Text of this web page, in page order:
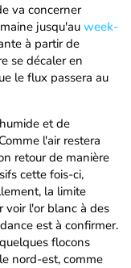
va concerner
jusqu'au week-
à partir de
se décaler en
le flux passera au
et de
l'air restera
retour de manière
cette fois-ci,
la limite
voir l'or blanc à des
est à confirmer.
flocons
nord-est, comme